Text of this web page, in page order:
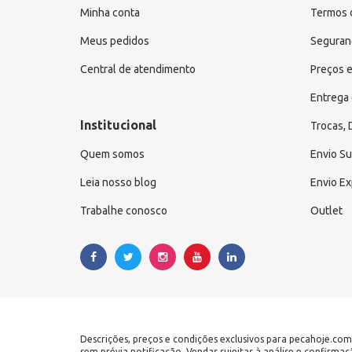
Chana Van Family (4)
Chana Furgão Utility (4)
Changan Van Family (4)
Minha conta
Meus pedidos
Central de atendimento
Institucional
Quem somos
Leia nosso blog
Trabalhe conosco
Termos
Preços
Entrega
Trocas,
Envio
Envio
Outlet
Descrições, preços e condições exclusivos para